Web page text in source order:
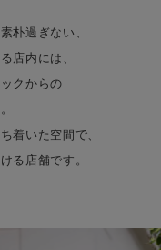
朴過ぎない、
店内には、
クからの
着いた空間で、
る店舗です。